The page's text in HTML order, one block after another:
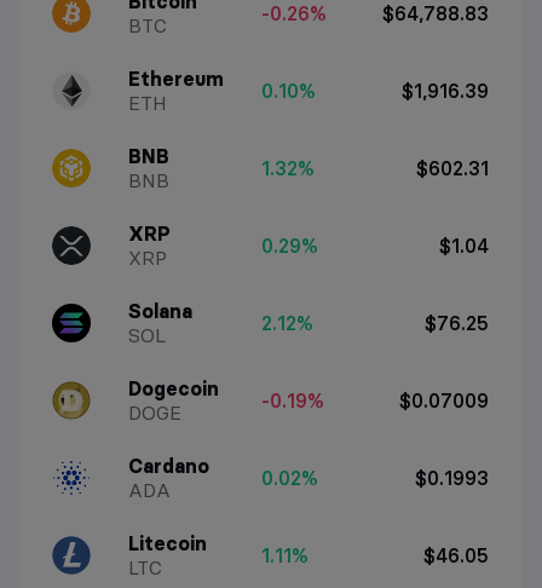
BTC
-0.26% $64,788.83
Ethereum
ETH
0.10% $1,916.39
BNB
BNB
1.32% $602.31
XRP
XRP
0.29% $1.04
Solana
SOL
2.12% $76.25
Dogecoin
DOGE
-0.19% $0.07009
Cardano
ADA
0.02% $0.1993
Litecoin
LTC
1.11% $46.05